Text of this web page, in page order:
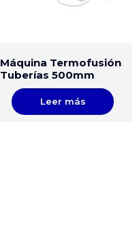
Máquina Termofusión
Tuberías 500mm
Leer más